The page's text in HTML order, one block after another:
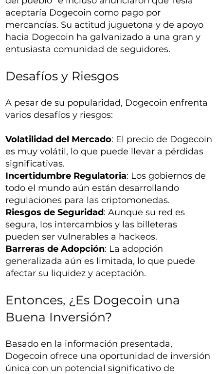
aceptaría Dogecoin como pago por
mercancías. Su actitud juguetona y de apoyo
hacia Dogecoin ha galvanizado a una gran y
entusiasta comunidad de seguidores.
Desafíos y Riesgos
A pesar de su popularidad, Dogecoin enfrenta
varios desafíos y riesgos:
Volatilidad del Mercado: El precio de Dogecoin
es muy volátil, lo que puede llevar a pérdidas
significativas.
Incertidumbre Regulatoria: Los gobiernos de
todo el mundo aún están desarrollando
regulaciones para las criptomonedas.
Riesgos de Seguridad: Aunque su red es
segura, los intercambios y las billeteras
pueden ser vulnerables a hackeos.
Barreras de Adopción: La adopción
generalizada aún es limitada, lo que puede
afectar su liquidez y aceptación.
Entonces, ¿Es Dogecoin una
Buena Inversión?
Basado en la información presentada,
Dogecoin ofrece una oportunidad de inversión
única con un potencial significativo de